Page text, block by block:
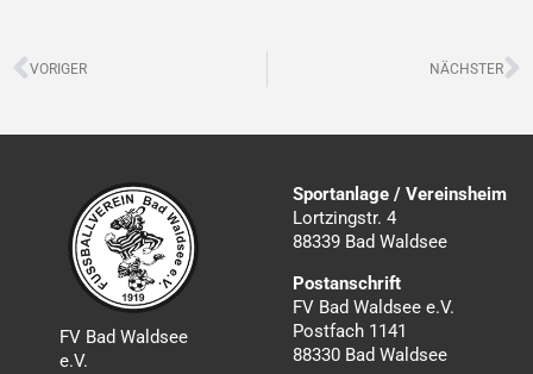
Zurück
VORIGER NÄCHSTER
FV Bad Waldsee
e.V.
Sportanlage / Vereinsheim
Lortzingstr. 4
88339 Bad Waldsee
Postanschrift
FV Bad Waldsee e.V.
Postfach 1141
88330 Bad Waldsee